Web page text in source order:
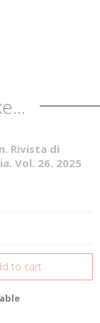
Rivista di
Vol. 26. 2025
to cart